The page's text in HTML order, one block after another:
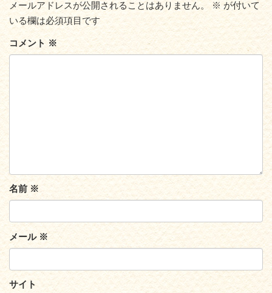
メールアドレスが公開されることはありません。 ※ が付いて
いる欄は必須項目です
コメント ※
名前 ※
メール ※
サイト